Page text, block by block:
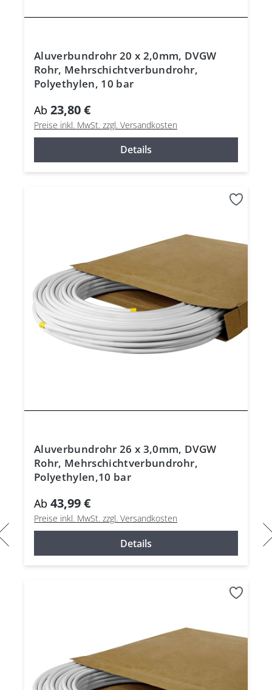
Aluverbundrohr 20 x 2,0mm, DVGW
Rohr, Mehrschichtverbundrohr,
Polyethylen, 10 bar
Ab 23,80 €
Preise inkl. MwSt. zzgl. Versandkosten
Details
Aluverbundrohr 26 x 3,0mm, DVGW
Rohr, Mehrschichtverbundrohr,
Polyethylen,10 bar
Ab 43,99 €
Preise inkl. MwSt. zzgl. Versandkosten
Details